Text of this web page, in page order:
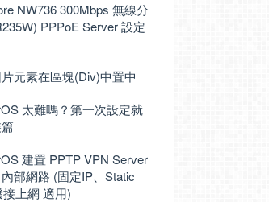
NW736 300Mbps 無線分
PPPoE Server 設定
元素在區塊(Div)中置中
太難嗎？第一次設定就
建置 PPTP VPN Server
部網路 (固定IP、Static
上網 適用)